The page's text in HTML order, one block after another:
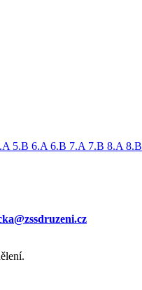
5.B 6.A 6.B 7.A 7.B 8.A 8.B